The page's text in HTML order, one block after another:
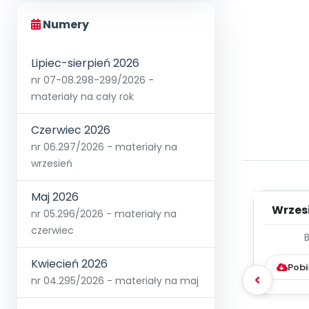
Numery
Lipiec-sierpień 2026
nr 07-08.298-299/2026 -
materiały na cały rok
Czerwiec 2026
nr 06.297/2026 - materiały na
wrzesień
Maj 2026
nr 05.296/2026 - materiały na
czerwiec
Kwiecień 2026
nr 04.295/2026 - materiały na maj